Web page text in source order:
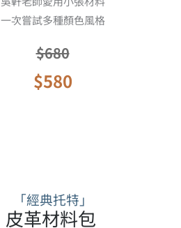
一次嘗試多種顏色風格
$680
$580
「經典托特」
皮革材料包